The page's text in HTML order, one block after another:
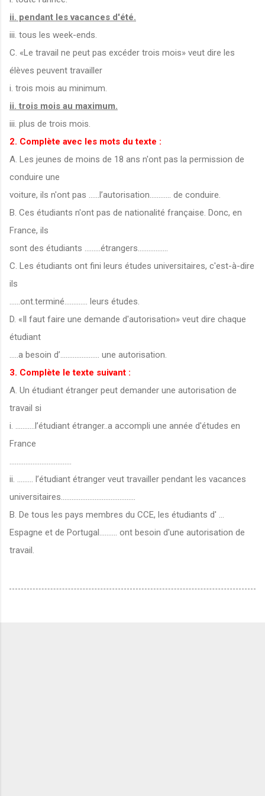
ii. pendant les vacances d'été.
iii. tous les week-ends.
C. «Le travail ne peut pas excéder trois mois» veut dire les
élèves peuvent travailler
i. trois mois au minimum.
ii. trois mois au maximum.
iii. plus de trois mois.
2. Complète avec les mots du texte :
A. Les jeunes de moins de 18 ans n'ont pas la permission de
conduire une
voiture, ils n'ont pas ......l’autorisation............ de conduire.
B. Ces étudiants n'ont pas de nationalité française. Donc, en
France, ils
sont des étudiants .........étrangers.................
C. Les étudiants ont fini leurs études universitaires, c'est-à-dire
ils
......ont.terminé............. leurs études.
D. «Il faut faire une demande d'autorisation» veut dire chaque
étudiant
.....a besoin d’...................... une autorisation.
3. Complète le texte suivant :
A. Un étudiant étranger peut demander une autorisation de
travail si
i. ...........l’étudiant étranger..a accompli une année d'études en
France
ii. ......... l’étudiant étranger veut travailler pendant les vacances
universitaires..........................................
B. De tous les pays membres du CCE, les étudiants d' ...
Espagne et de Portugal.......... ont besoin d'une autorisation de
travail.